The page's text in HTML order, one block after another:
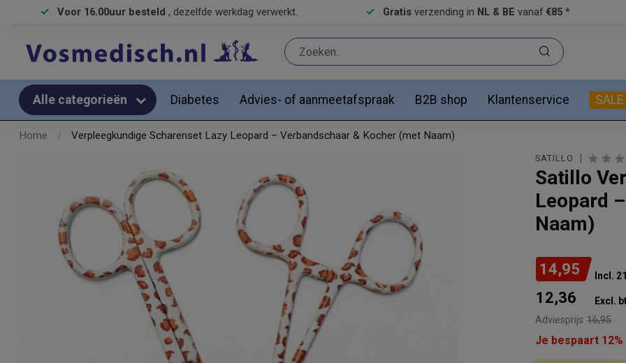
Voor 16.00uur besteld , dezelfde werkdag verwerkt. Gratis verzending in NL & BE vanaf €85 *
Alle categorieën Diabetes Advies- of aanmeetafspraak B2B shop Klantenservice SALE
Home / Verpleegkundige Scharenset Lazy Leopard – Verbandschaar & Kocher (met Naam)
SATILLO
Satillo
Leopard
Naam)
14,95 Incl.
12,36 Excl.
Adviesprijs 16,95
Je bespaart 12%